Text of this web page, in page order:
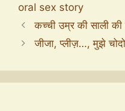
oral sex story
कच्ची उम्र की साली
जीजा, प्लीज़…, मुझे